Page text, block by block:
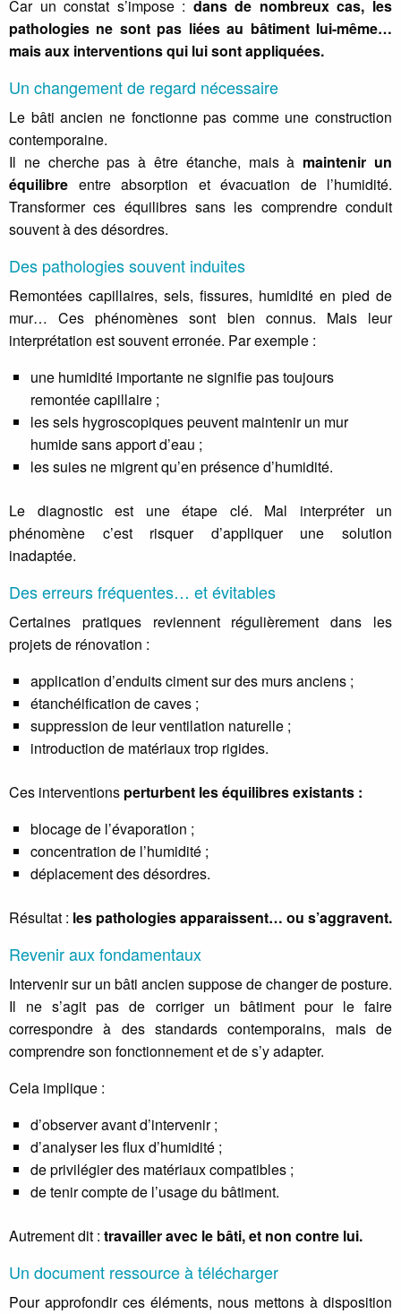
Car un constat s’impose : dans de nombreux cas, les
pathologies ne sont pas liées au bâtiment lui-même…
mais aux interventions qui lui sont appliquées.
Un changement de regard nécessaire
Le bâti ancien ne fonctionne pas comme une construction
contemporaine.
Il ne cherche pas à être étanche, mais à maintenir un
équilibre entre absorption et évacuation de l’humidité.
Transformer ces équilibres sans les comprendre conduit
souvent à des désordres.
Des pathologies souvent induites
Remontées capillaires, sels, fissures, humidité en pied de
mur… Ces phénomènes sont bien connus. Mais leur
interprétation est souvent erronée. Par exemple :
une humidité importante ne signifie pas toujours
remontée capillaire ;
les sels hygroscopiques peuvent maintenir un mur
humide sans apport d’eau ;
les suies ne migrent qu’en présence d’humidité.
Le diagnostic est une étape clé. Mal interpréter un
phénomène c’est risquer d’appliquer une solution
inadaptée.
Des erreurs fréquentes… et évitables
Certaines pratiques reviennent régulièrement dans les
projets de rénovation :
application d’enduits ciment sur des murs anciens ;
étanchéification de caves ;
suppression de leur ventilation naturelle ;
introduction de matériaux trop rigides.
Ces interventions perturbent les équilibres existants :
blocage de l’évaporation ;
concentration de l’humidité ;
déplacement des désordres.
Résultat : les pathologies apparaissent… ou s’aggravent.
Revenir aux fondamentaux
Intervenir sur un bâti ancien suppose de changer de posture.
Il ne s’agit pas de corriger un bâtiment pour le faire
correspondre à des standards contemporains, mais de
comprendre son fonctionnement et de s’y adapter.
Cela implique :
d’observer avant d’intervenir ;
d’analyser les flux d’humidité ;
de privilégier des matériaux compatibles ;
de tenir compte de l’usage du bâtiment.
Autrement dit : travailler avec le bâti, et non contre lui.
Un document ressource à télécharger
Pour approfondir ces éléments, nous mettons à disposition